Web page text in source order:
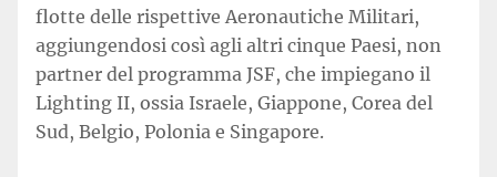
flotte delle rispettive Aeronautiche Militari,
aggiungendosi così agli altri cinque Paesi, non
partner del programma JSF, che impiegano il
Lighting II, ossia Israele, Giappone, Corea del
Sud, Belgio, Polonia e Singapore.